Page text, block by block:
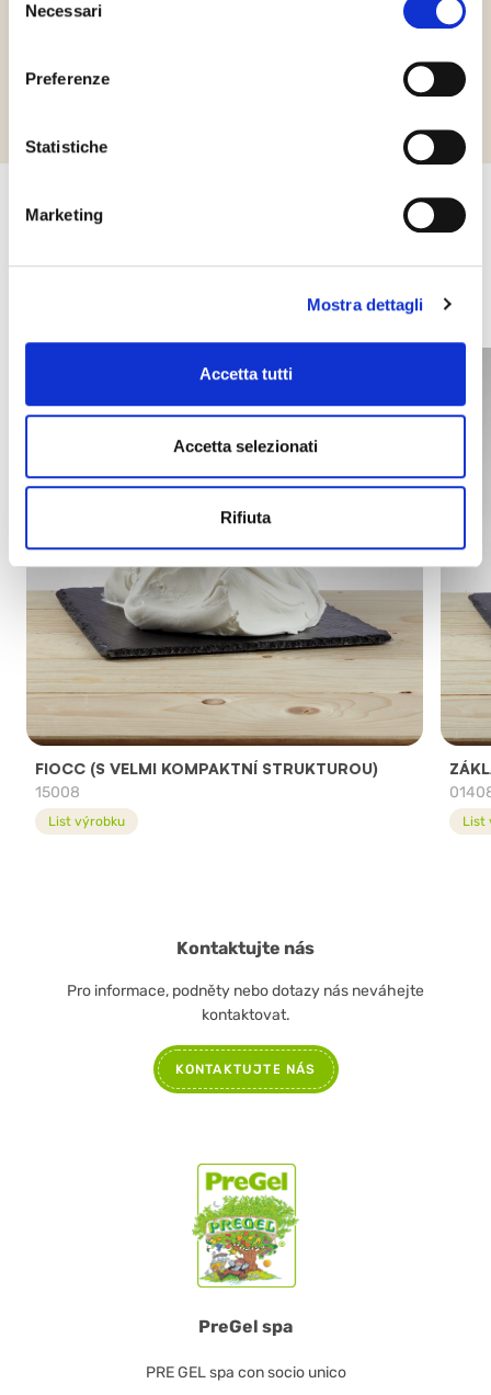
delNecessari
Preferenze
Statistiche
Marketing
Mostra dettagli
Accetta tutti
Accetta selezionati
Rifiuta
Další produkty, které by vás mohly
zajímat
FIOCC (S VELMI KOMPAKTNÍ STRUKTUROU)
15008
List výrobku List
PreGel spa
PRE GEL spa con socio unico
Kontaktujte nás
Pro informace, podněty nebo dotazy nás neváhejte
kontaktovat.
KONTAKTUJTE NÁS